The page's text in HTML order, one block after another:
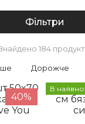
Фільтри
184
Дорожче
40%
В